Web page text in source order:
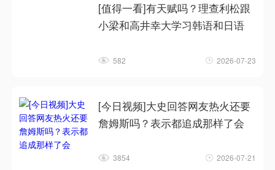
[值得一看]有天赋吗？理查利松跟
小梁和高井幸大学习韩语和日语
582 2026-07-23
[今日视频]大史回答网友热火还要
詹姆斯吗？表示都追成那样了会
3854 2026-07-21